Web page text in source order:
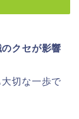
クセが影響
切な一歩で